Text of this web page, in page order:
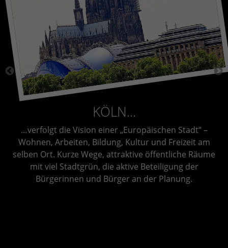
KÖLN...
…verfolgt die Vision einer „Europäischen Stadt“ –
Wohnen, Arbeiten, Bildung, Kultur und Freizeit am
selben Ort. Kurze Wege, attraktive öffentliche Räume
mit viel Stadtgrün, die aktive Beteiligung der
Bürgerinnen und Bürger an der Planung.